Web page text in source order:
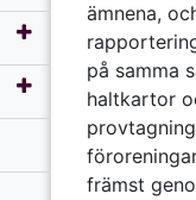
ämnena,
på samma
haltkartor
främst